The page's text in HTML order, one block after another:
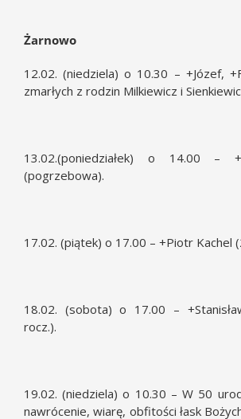
Żarnowo
12.02. (niedziela) o 10.30 – +Józef,
zmarłych z rodzin Milkiewicz i
13.02.(poniedziałek) o 14.00 –
(pogrzebowa).
17.02. (piątek) o 17.00 – +Piotr Kachel
18.02. (sobota) o 17.00 –
rocz.).
19.02. (niedziela) o 10.30 – W 50
nawrócenie, wiarę, obfitości łask